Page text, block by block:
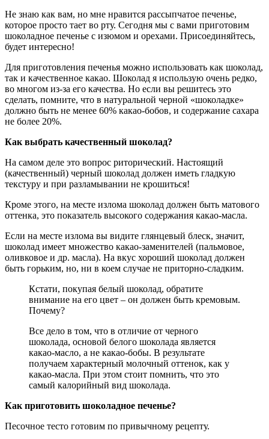
Не знаю как вам, но мне нравится рассыпчатое печенье,
которое просто тает во рту. Сегодня мы с вами приготовим
шоколадное печенье с изюмом и орехами. Присоединяйтесь,
будет интересно!
Для приготовления печенья можно использовать как шоколад,
так и качественное какао. Шоколад я использую очень редко,
во многом из-за его качества. Но если вы решитесь это
сделать, помните, что в натуральной черной «шоколадке»
должно быть не менее 60% какао-бобов, и содержание сахара
не более 20%.
Как выбрать качественный шоколад?
На самом деле это вопрос риторический. Настоящий
(качественный) черный шоколад должен иметь гладкую
текстуру и при разламывании не крошиться!
Кроме этого, на месте излома шоколад должен быть матового
оттенка, это показатель высокого содержания какао-масла.
Если на месте излома вы видите глянцевый блеск, значит,
шоколад имеет множество какао-заменителей (пальмовое,
оливковое и др. масла). На вкус хороший шоколад должен
быть горьким, но, ни в коем случае не приторно-сладким.
Кстати, покупая белый шоколад, обратите
внимание на его цвет – он должен быть кремовым.
Почему?
Все дело в том, что в отличие от черного
шоколада, основой белого шоколада является
какао-масло, а не какао-бобы. В результате
получаем характерный молочный оттенок, как у
какао-масла. При этом стоит помнить, что это
самый калорийный вид шоколада.
Как приготовить шоколадное печенье?
Песочное тесто готовим по привычному рецепту.